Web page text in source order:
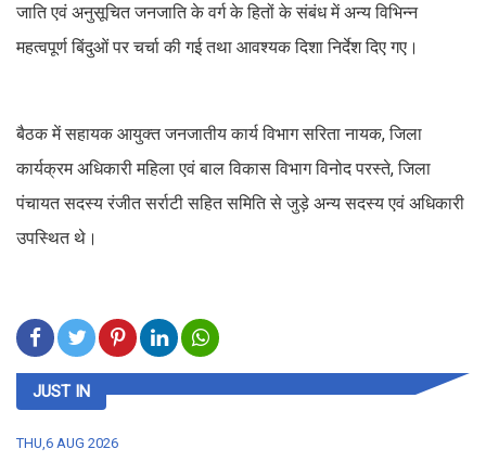
जाति एवं अनुसूचित जनजाति के वर्ग के हितों के संबंध में अन्य विभिन्न
महत्वपूर्ण बिंदुओं पर चर्चा की गई तथा आवश्यक दिशा निर्देश दिए गए।
बैठक में सहायक आयुक्त जनजातीय कार्य विभाग सरिता नायक, जिला
कार्यक्रम अधिकारी महिला एवं बाल विकास विभाग विनोद परस्ते, जिला
पंचायत सदस्य रंजीत सर्राटी सहित समिति से जुड़े अन्य सदस्य एवं अधिकारी
उपस्थित थे।
JUST IN
THU,6 AUG 2026